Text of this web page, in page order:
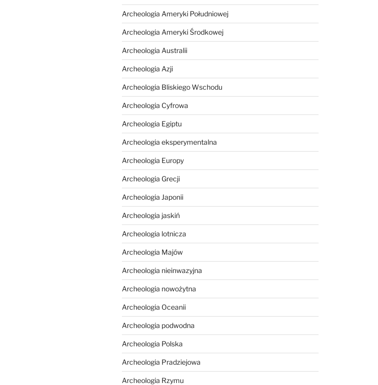
Archeologia Ameryki Południowej
Archeologia Ameryki Środkowej
Archeologia Australii
Archeologia Azji
Archeologia Bliskiego Wschodu
Archeologia Cyfrowa
Archeologia Egiptu
Archeologia eksperymentalna
Archeologia Europy
Archeologia Grecji
Archeologia Japonii
Archeologia jaskiń
Archeologia lotnicza
Archeologia Majów
Archeologia nieinwazyjna
Archeologia nowożytna
Archeologia Oceanii
Archeologia podwodna
Archeologia Polska
Archeologia Pradziejowa
Archeologia Rzymu